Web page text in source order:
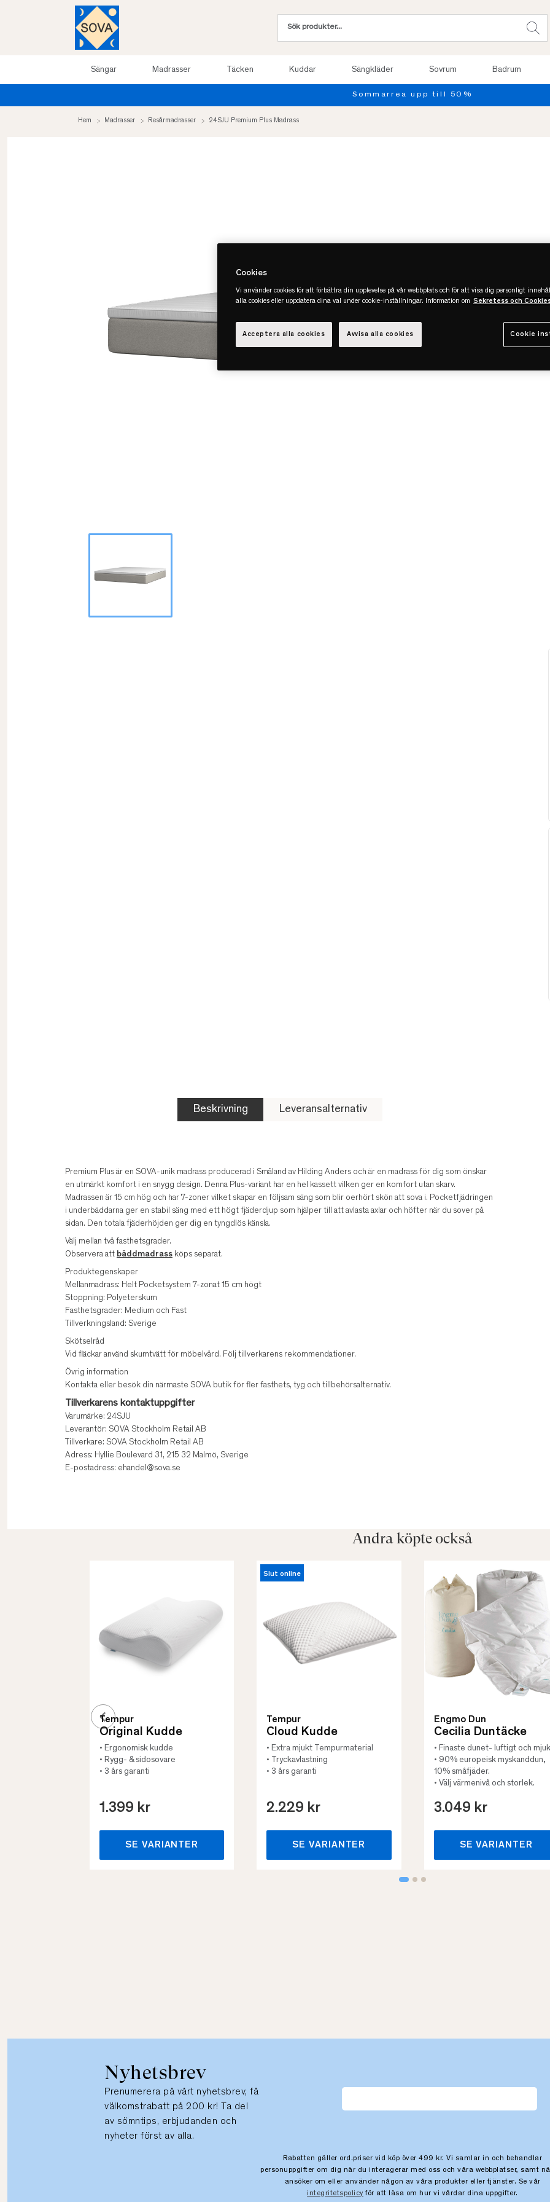
Sängar Madrasser Täcken Kuddar Sängkläder Sovrum Badrum
Provsov upp till 100
Hem Madrasser Resårmadrasser 24SJU Premium Plus Madrass
Beskrivning Leveransalternativ
Premium Plus är en SOVA-unik madrass producerad i Småland av Hilding Anders och är en madrass för dig som önskar
en utmärkt komfort i en snygg design. Denna Plus-variant har en hel kassett vilken ger en komfort utan skarv.
Madrassen är 15 cm hög och har 7-zoner vilket skapar en följsam säng som blir oerhört skön att sova i. Pocketfjädringen
i underbäddarna ger en stabil säng med ett högt fjäderdjup som hjälper till att avlasta axlar och höfter när du sover på
sidan. Den totala fjäderhöjden ger dig en tyngdlös känsla.
Välj mellan två fasthetsgrader.
Observera att bäddmadrass köps separat.
Produktegenskaper
Mellanmadrass: Helt Pocketsystem 7-zonat 15 cm högt
Stoppning: Polyeterskum
Fasthetsgrader: Medium och Fast
Tillverkningsland: Sverige
Skötselråd
Vid fläckar använd skumtvätt för möbelvård. Följ tillverkarens rekommendationer.
Övrig information
Kontakta eller besök din närmaste SOVA butik för fler fasthets, tyg och tillbehörsalternativ.
Tillverkarens kontaktuppgifter
Varumärke: 24SJU
Leverantör: SOVA Stockholm Retail AB
Tillverkare: SOVA Stockholm Retail AB
Adress: Hyllie Boulevard 31, 215 32 Malmö, Sverige
E-postadress: ehandel@sova.se
Andra köpte också
Tempur
Original Kudde
• Ergonomisk kudde
• Rygg- & sidosovare
• 3 års garanti
1.399 kr
SE VARIANTER
Slut online
Tempur
Cloud Kudde
• Extra mjukt Tempurmaterial
• Tryckavlastning
• 3 års garanti
2.229 kr
SE VARIANTER
Engmo Dun
Cecilia Duntäcke
• Finaste dunet- luftigt och
• 90% europeisk myskanddun,
10% småfjäder.
• Välj värmenivå och storlek.
3.049 kr
SE VARIANTER
Nyhetsbrev
Prenumerera på vårt nyhetsbrev, få
välkomstrabatt på 200 kr! Ta del
av sömntips, erbjudanden och
nyheter först av alla.
Rabatten gäller ord.priser vid köp över 499 kr. Vi samlar in och behandlar
personuppgifter om dig när du interagerar med oss och våra webbplatser, samt
ansöker om eller använder någon av våra produkter eller tjänster. Se vår
integritetspolicy för att läsa om hur vi vårdar dina uppgifter.
Cookies
Vi använder cookies för att förbättra din upplevelse på vår webbplats och för att visa dig personligt
alla cookies eller uppdatera dina val under cookie-inställningar. Information om Sekretess och
Cookie
Avvisa alla cookies
Acceptera alla cookies